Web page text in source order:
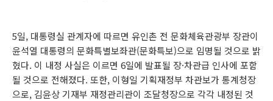
5일, 대통령실 관계자에 따르면 유인촌 전 문화체육관광부 장관이
윤석열 대통령의 문화특별보좌관(문화특보)으로 임명될 것으로 밝
혔다. 이 내정 사실은 이르면 6일에 발표될 장·차관급 인사에 포함
될 것으로 전해졌다. 또한, 이형일 기획재정부 차관보가 통계청장
으로, 김윤상 기재부 재정관리관이 조달청장으로 각각 내정된 것